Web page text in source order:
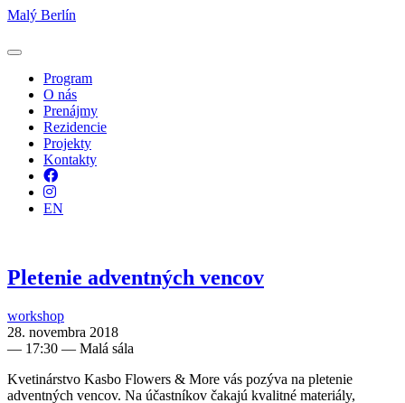
Malý Berlín
Program
O nás
Prenájmy
Rezidencie
Projekty
Kontakty
Facebook
Instagram
EN
Pletenie adventných vencov
workshop
28. novembra 2018
— 17:30 — Malá sála
Kvetinárstvo Kasbo Flowers & More vás pozýva na pletenie
adventných vencov. Na účastníkov čakajú kvalitné materiály,